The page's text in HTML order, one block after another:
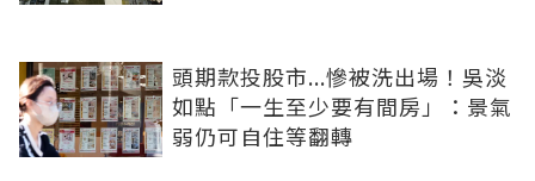
頭期款投股市...慘被洗出場！吳淡
如點「一生至少要有間房」：景氣
弱仍可自住等翻轉